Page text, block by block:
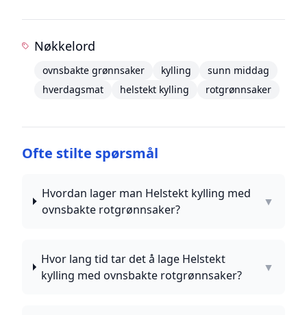
Nøkkelord
ovnsbakte grønnsaker kylling
sunn middag
hverdagsmat
helstekt kylling rotgrønnsaker
Ofte stilte spørsmål
Hvordan lager man Helstekt kylling med
ovnsbakte rotgrønnsaker?
▼
Hvor lang tid tar det å lage Helstekt
kylling med ovnsbakte rotgrønnsaker?
▼